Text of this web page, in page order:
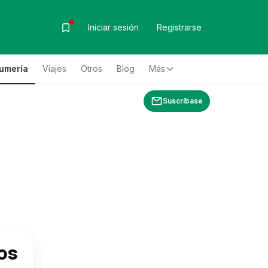
Iniciar sesión Registrarse
Viajes Otros Blog Más
Suscríbase